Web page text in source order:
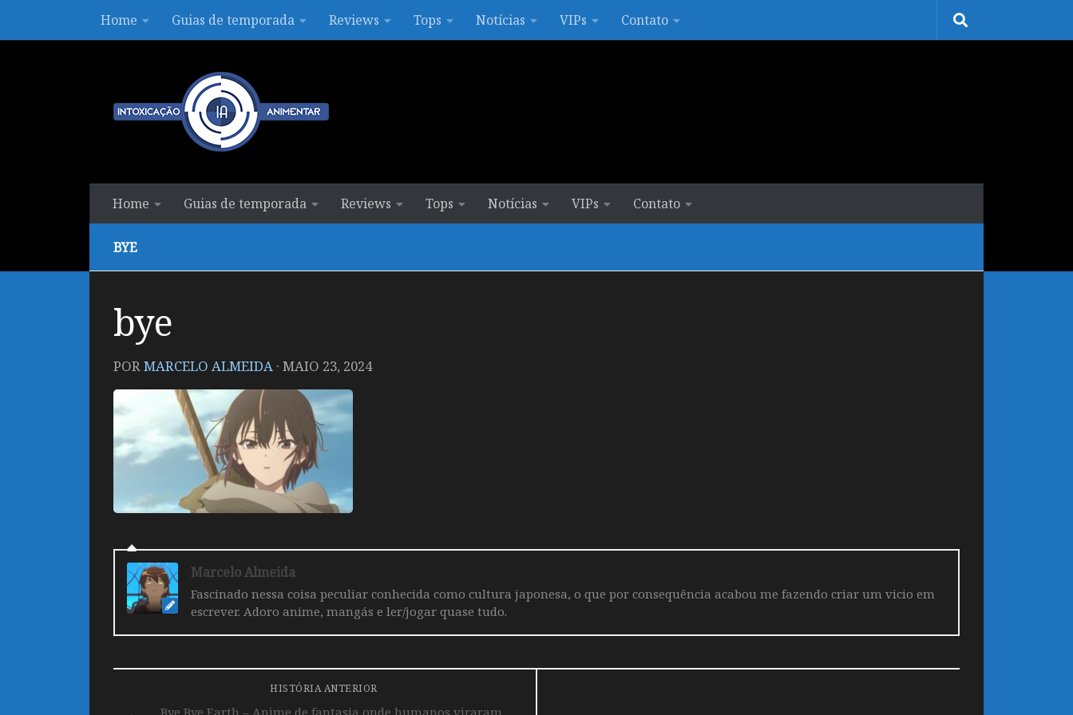
Skip to contentHome Guias de temporada Reviews Tops Notícias VIPs Contato
Home Guias de temporada Reviews Tops Notícias VIPs Contato
BYE
bye
PORMARCELO ALMEIDA · MAIO 23, 2024
Marcelo Almeida
Fascinado nessa coisa peculiar conhecida como cultura japonesa, o que por consequência acabou me fazendo criar um vicio em
escrever. Adoro anime, mangás e ler/jogar quase tudo.
HISTÓRIA ANTERIOR
Bye Bye Earth – Anime de fantasia onde humanos viraram